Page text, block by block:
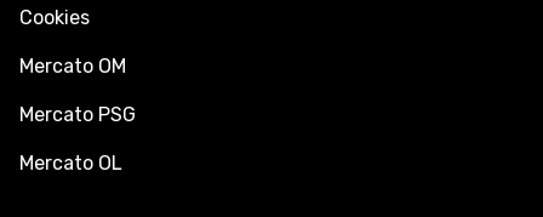
Cookies
Mercato OM
Mercato PSG
Mercato OL